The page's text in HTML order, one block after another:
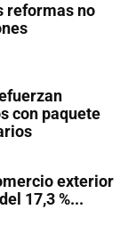
reformas no
con paquete
exterior
17,3 %...